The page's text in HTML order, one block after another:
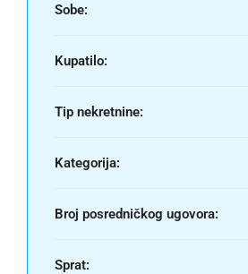
Sobe:
Kupatilo:
Tip nekretnine:
Kategorija:
Broj posredničkog ugovora:
Sprat: